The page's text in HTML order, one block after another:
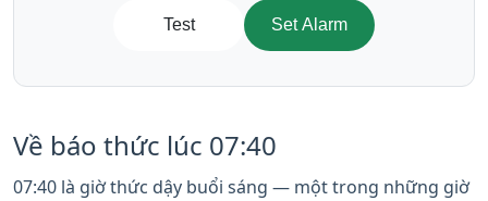
Test Set Alarm
Về báo thức lúc 07:40
07:40 là giờ thức dậy buổi sáng — một trong những giờ